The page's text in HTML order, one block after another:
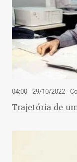
04:00 - 29/10/2022-
Trajetória de